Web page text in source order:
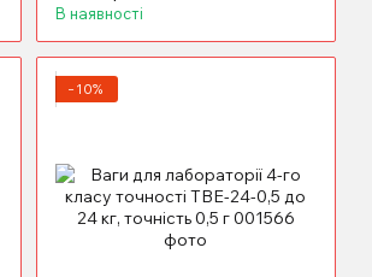
В наявності
−10%